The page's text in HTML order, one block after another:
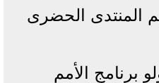
المنتدى الحضرى
برنامج الأمم